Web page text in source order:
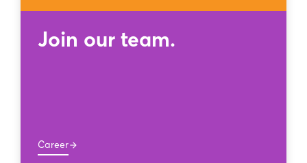
Join our team.
Careerarrow_forward